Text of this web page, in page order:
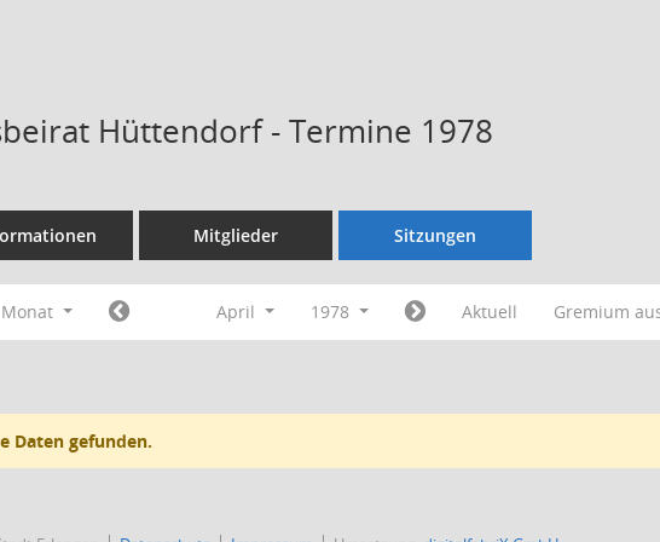
Hüttendorf - Termine 1978
Mitglieder Sitzungen
Monat April 1978 Aktuell Gremium
Daten gefunden.